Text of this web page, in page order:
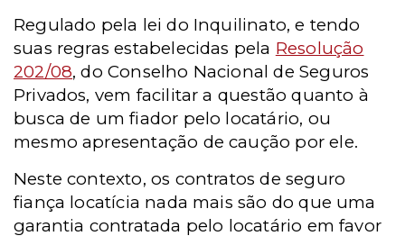
Regulado pela lei do Inquilinato, e tendo
suas regras estabelecidas pela Resolução
202/08, do Conselho Nacional de Seguros
Privados, vem facilitar a questão quanto à
busca de um fiador pelo locatário, ou
mesmo apresentação de caução por ele.
Neste contexto, os contratos de seguro
fiança locatícia nada mais são do que uma
garantia contratada pelo locatário em favor